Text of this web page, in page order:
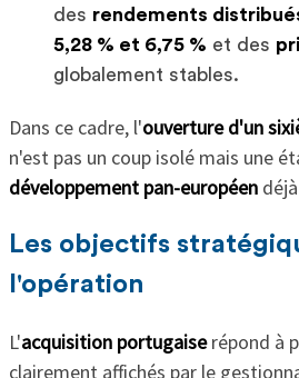
des rendements
5,28 % et 6,75 % et des
globalement stables.
Dans ce cadre, l'ouverture d'un
n'est pas un coup isolé mais une
développement pan-européendéjà
Les objectifs
l'opération
L'acquisition portugaiserépond à
clairement affichés par le